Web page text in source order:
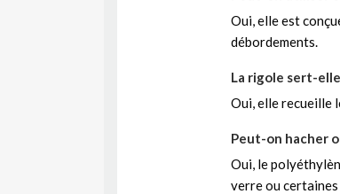
Oui, elle est
débordements.
La rigole sert-
Oui, elle recueille
Peut-on hacher
Oui, le
verre ou certaines